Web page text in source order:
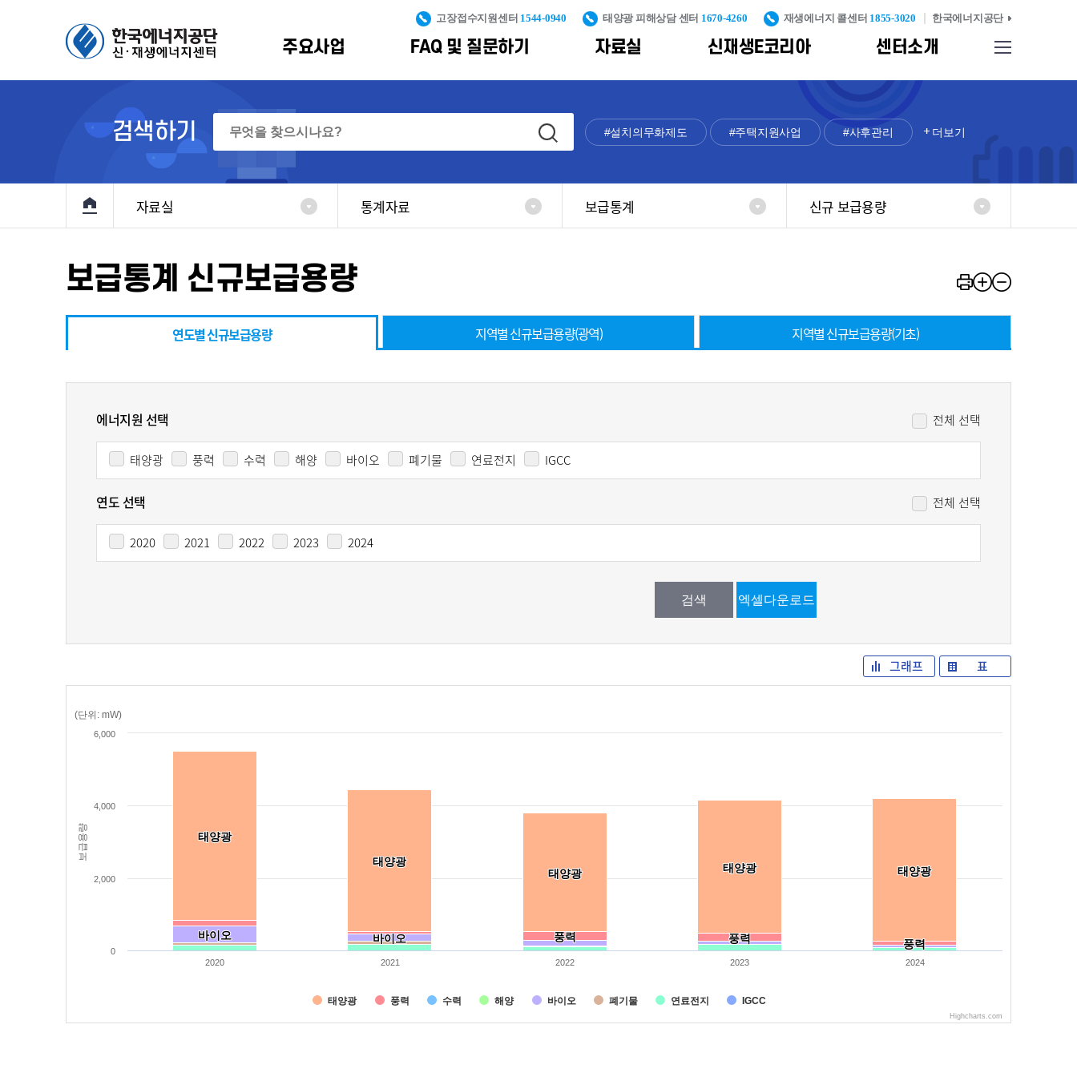
한국에너지공단
재생에너지 콜센터 1855-3020
태양광 피해상담 센터 1670-4260
고장접수지원센터 1544-0940
주요사업
너지 보급확대 정책 및 통계
기술개발 및
기본계획
및
정책지원
재생e 사용
확인(K-
RE100)
고정가격계약
입찰제도
대국민 정보제공
기획운영
재생에너지
클라우드
신재생에너지 산업기반
구축
해상풍력 단지개발
지원
풍력전후방
풍력발전합동지원반
신재생에너지 설비 인
증 및 검증
표준화 및
인증고도화
신재생에너지설비
탄소검증제
신재생에너지설비
시공기준
신재생에너지설비
FAQ 및 질문하기 자료실
규정
규정
관계법령
보급통계
산업통계
종합자료실
용어사전
신재생E코리아
에너지원별 소개 홍보마당
신재생 국내외 동향
신재생에너지 브리핑
해외 재생에너지 전시회
신재생설비 안전관리 및 피해예방
신재생설비 안전관리
센터소개
설립배경 및 연혁 찾아오시는길
검색하기 #설치의무화제도 #주택지원사업 #사후관리 더보기
자료실 통계자료 보급통계 신규 보급용량
보급통계 신규보급용량
연도별 신규보급용량 지역별 신규보급용량(광역) 지역별 신규보급용량(기초)
에너지원 선택 전체 선택
태양광 풍력 수력 해양 바이오 폐기물 연료전지 IGCC
연도 선택 전체 선택
2020 2021 2022 2023 2024
Chart
Bar chart with 8 data series.
The chart has 1 X axis displaying categories.
The chart has 1 Y axis displaying 보급용량. Data ranges from 0 to 5503265.
보급용량
(단위: mW)
태양광
태양광
태양광
태양광
태양광
태양광 태양광
태양광 태양광
태양광
풍력
풍력 풍력
풍력 풍력
풍력
바이오
바이오 바이오
바이오
태양광 풍력 수력 해양 바이오 폐기물 연료전지 IGCC
2020 2021 2022 2023 2024
0
2,000
4,000
6,000
Highcharts.com